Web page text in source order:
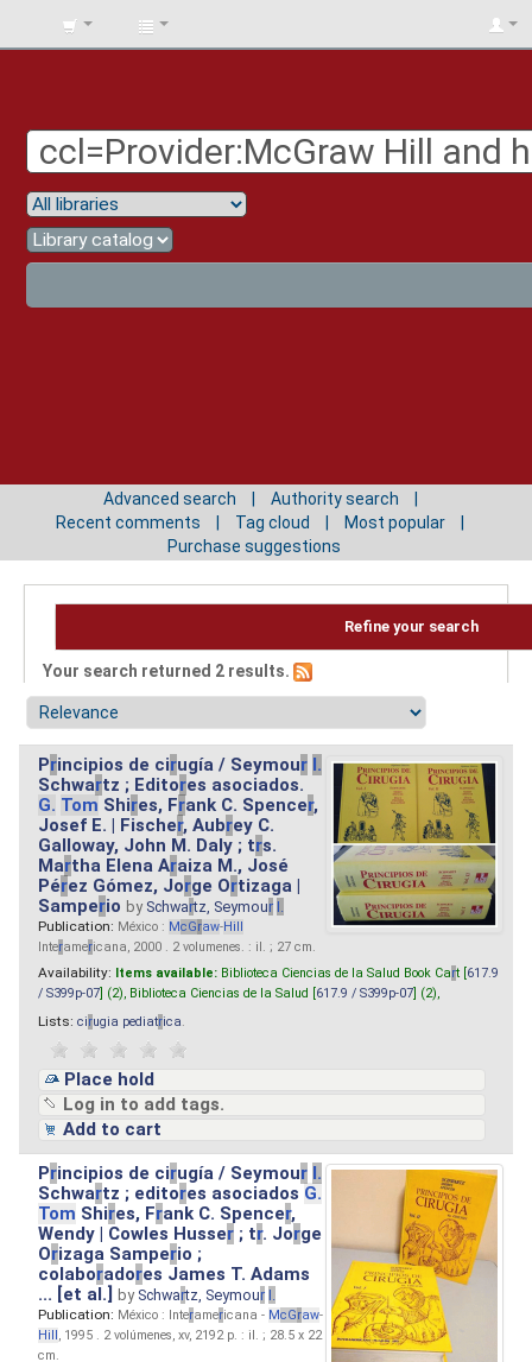
BIBLIOTECA
Advanced search
Authority search
Recent comments
Tag cloud
Most popular
Purchase suggestions
Refine your search
Your search returned 2 results.
Principios de cirugía / Seymour I.
Schwartz ; Editores asociados.
G. Tom Shires, Frank C. Spencer,
Josef E. | Fischer, Aubrey C.
Galloway, John M. Daly ; trs.
Martha Elena Araiza M., José
Pérez Gómez, Jorge Ortizaga |
Samperio by Schwartz, Seymour I.
Publication: México : McGraw-Hill
Interamericana, 2000 . 2 volumenes. : il. ; 27 cm.
Availability: Items available: Biblioteca Ciencias de la Salud Book Cart [ 617.9
/ S399p-07 ] (2), Biblioteca Ciencias de la Salud [ 617.9 / S399p-07 ] (2),
Lists: cirugia pediatrica
Place hold
Log in to add tags.
Add to cart
Principios de cirugía / Seymour I.
Schwartz ; editores asociados G.
Tom Shires, Frank C. Spencer,
Wendy | Cowles Husser ; tr. Jorge
Orizaga Samperio ;
colaboradores James T. Adams
... [et al.]by Schwartz, Seymour I.
Publication: México : Interamericana - McGraw-
Hill, 1995 . 2 volúmenes, xv, 2192 p. : il. ; 28.5 x 22
cm.